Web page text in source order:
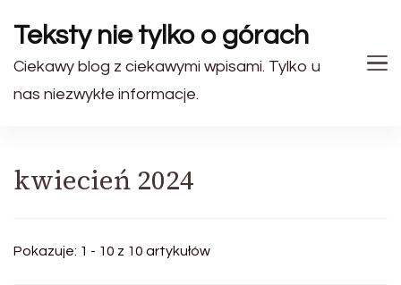
Teksty nie tylko o górach
Ciekawy blog z ciekawymi wpisami. Tylko u
nas niezwykłe informacje.
kwiecień 2024
Pokazuje: 1 - 10 z 10 artykułów